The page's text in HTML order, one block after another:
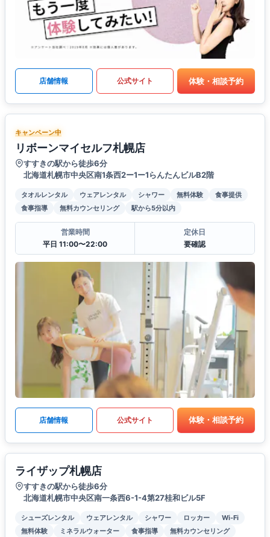
店舗情報 公式サイト 体験・相談予約
キャンペーン中
リボーンマイセルフ札幌店
すすきの駅から徒歩6分
北海道札幌市中央区南1条西2ー1ー1らんたんビルB2階
タオルレンタル ウェアレンタル シャワー 無料体験
食事提供
食事指導
無料カウンセリング 駅から5分以内
営業時間
平日 11:00〜22:00
定休日
要確認
店舗情報 公式サイト 体験・相談予約
ライザップ札幌店
すすきの駅から徒歩6分
北海道札幌市中央区南一条西6-1-4第27桂和ビル5F
シューズレンタル ウェアレンタル シャワー ロッカー
Wi-Fi
無料体験
ミネラルウォーター 食事指導 無料カウンセリング